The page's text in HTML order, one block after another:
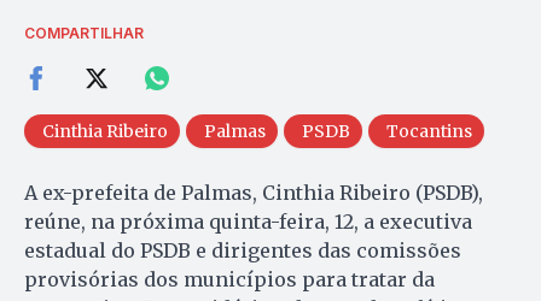
COMPARTILHAR
Cinthia Ribeiro Palmas PSDB Tocantins
A ex-prefeita de Palmas, Cinthia Ribeiro (PSDB),
reúne, na próxima quinta-feira, 12, a executiva
estadual do PSDB e dirigentes das comissões
provisórias dos municípios para tratar da